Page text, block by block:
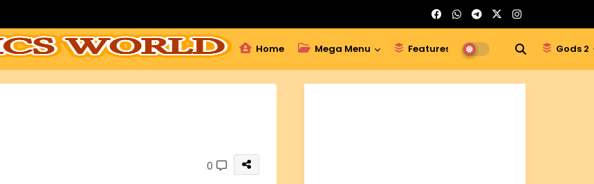
Home Mega Menu Features Gods 1 Gods 2
0